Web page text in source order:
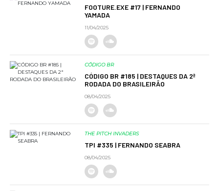
FOOTURE.EXE #17 | FERNANDO
YAMADA
11/04/2025
CÓDIGO BR
CÓDIGO BR #185 | DESTAQUES DA 2ª
RODADA DO BRASILEIRÃO
08/04/2025
THE PITCH INVADERS
TPI #335 | FERNANDO SEABRA
08/04/2025